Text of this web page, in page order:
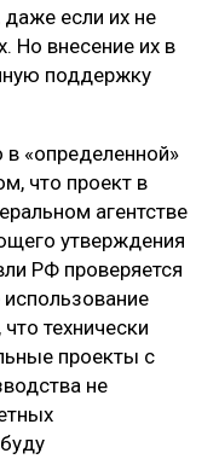
если их не
Но внесение их в
поддержку
«определенной»
что проект в
агентстве
утверждения
РФ проверяется
технически
проекты с
не